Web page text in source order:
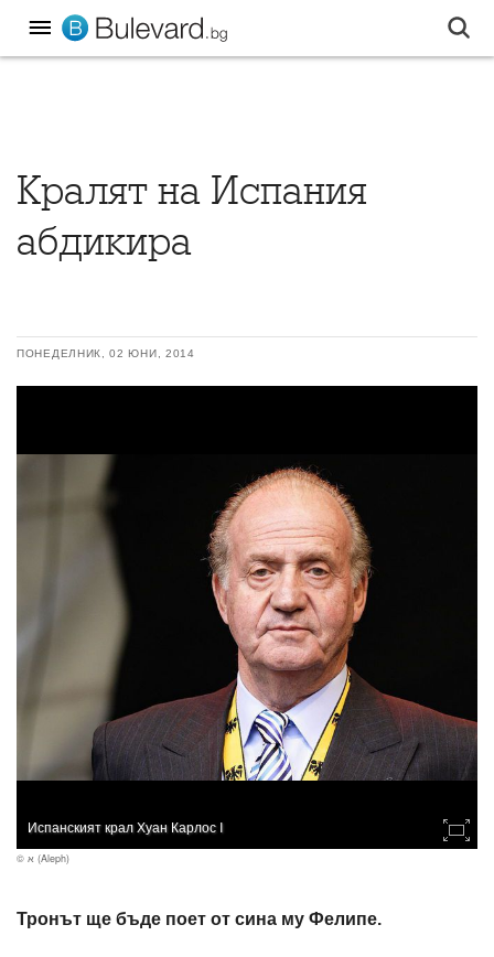
Кралят на Испания
абдикира
ПОНЕДЕЛНИК, 02 ЮНИ, 2014
Испанският крал Хуан Карлос I
© א (Aleph)
Тронът ще бъде поет от сина му Фелипе.